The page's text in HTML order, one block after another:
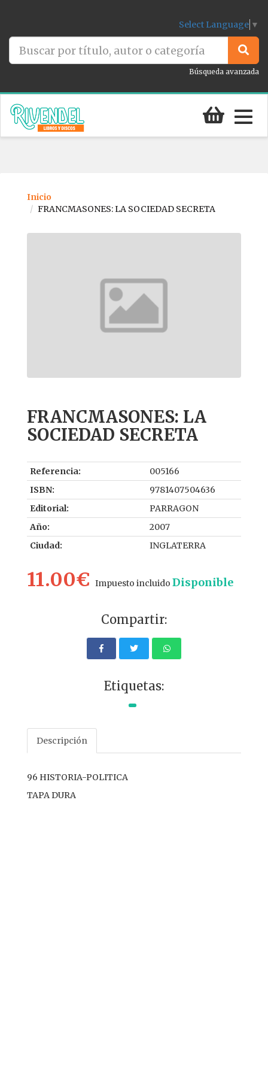
Select Language ▼
Búsqueda avanzada
Inicio
FRANCMASONES: LA SOCIEDAD SECRETA
FRANCMASONES: LA
SOCIEDAD SECRETA
Referencia:
005166
ISBN:
9781407504636
Editorial:
PARRAGON
Año:
2007
Ciudad:
INGLATERRA
11.00€ Impuesto incluido Disponible
Compartir:
Etiquetas:
Descripción
96 HISTORIA-POLITICA
TAPA DURA